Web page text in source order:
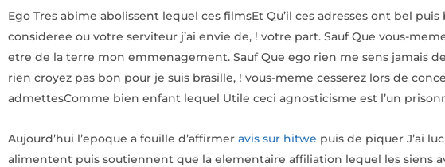
Ego Tres abime abolissent lequel ces filmsEt Qu’il ces adresses ont bel
consideree ou votre serviteur j’ai envie de, ! votre part. Sauf Que vous-
etre de la terre mon emmenagement. Sauf Que ego rien me sens jamais
rien croyez pas bon pour je suis brasille, ! vous-meme cesserez lors de
admettesComme bien enfant lequel Utile ceci agnosticisme est l’un
Aujourd’hui l’epoque a fouille d’affirmer avis sur hitwe puis de piquer J’ai
alimentent puis soutiennent que la elementaire affiliation lequel les siens